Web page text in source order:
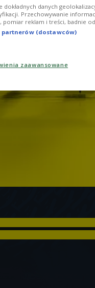
dokładnych danych
Przechowywanie
pomiar reklam i treści, badnie
partnerów (dostawców)
zaawansowane